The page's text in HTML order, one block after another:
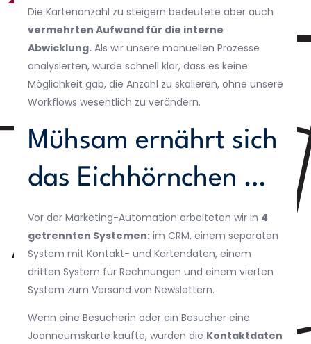
Die Kartenanzahl zu steigern bedeutete aber auch
vermehrten Aufwand für die interne
Abwicklung. Als wir unsere manuellen Prozesse
analysierten, wurde schnell klar, dass es keine
Möglichkeit gab, die Anzahl zu skalieren, ohne unsere
Workflows wesentlich zu verändern.
Mühsam ernährt sich
das Eichhörnchen …
Vor der Marketing-Automation arbeiteten wir in 4
getrennten Systemen: im CRM, einem separaten
System mit Kontakt- und Kartendaten, einem
dritten System für Rechnungen und einem vierten
System zum Versand von Newslettern.
Wenn eine Besucherin oder ein Besucher eine
Joanneumskarte kaufte, wurden die Kontaktdaten